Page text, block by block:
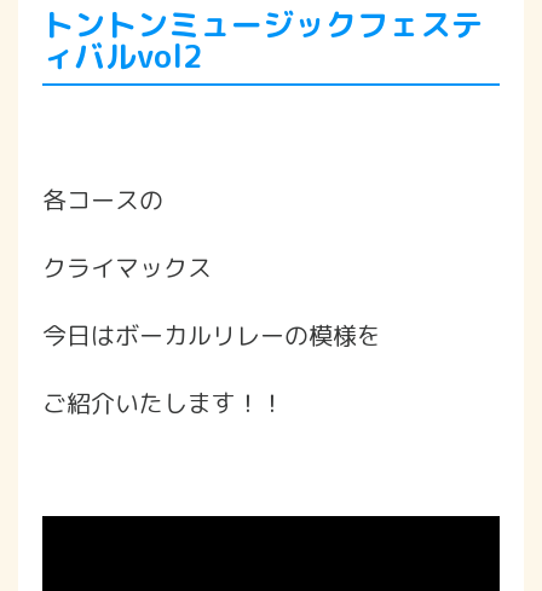
トントンミュージックフェステ
ィバルvol2
各コースの
クライマックス
今日はボーカルリレーの模様を
ご紹介いたします！！